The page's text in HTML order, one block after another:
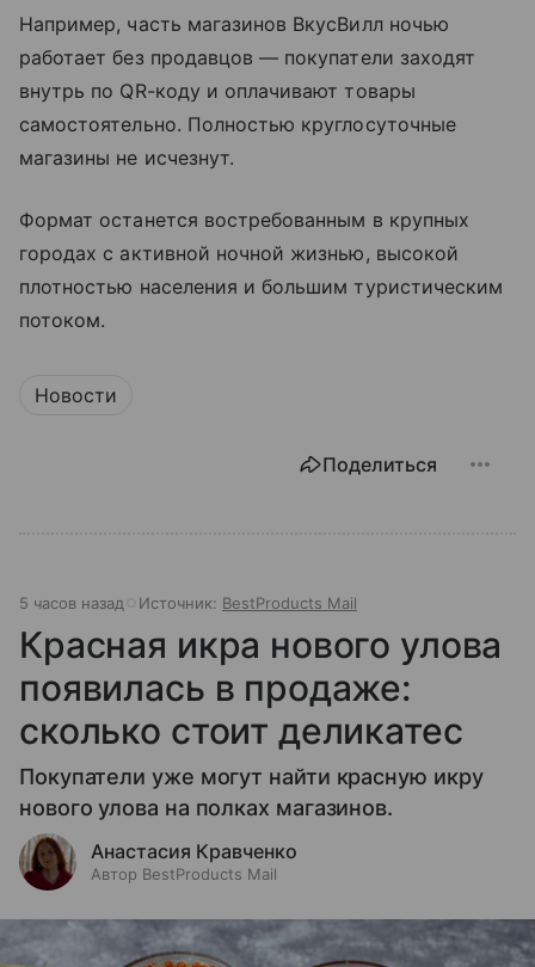
Например, часть магазинов ВкусВилл ночью
работает без продавцов — покупатели заходят
внутрь по QR-коду и оплачивают товары
самостоятельно. Полностью круглосуточные
магазины не исчезнут.
Формат останется востребованным в крупных
городах с активной ночной жизнью, высокой
плотностью населения и большим туристическим
потоком.
Новости
Поделиться
5 часов назад Источник: BestProducts Mail
Красная икра нового улова
появилась в продаже:
сколько стоит деликатес
Покупатели уже могут найти красную икру
нового улова на полках магазинов.
Анастасия Кравченко
Автор BestProducts Mail